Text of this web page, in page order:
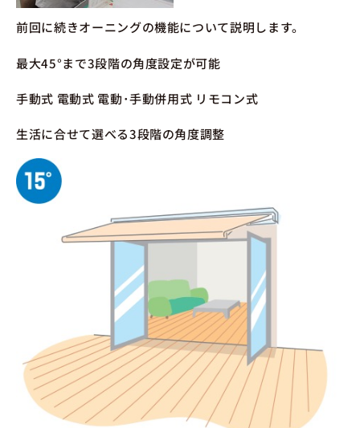
前回に続きオーニングの機能について説明します。
最大45°まで3段階の角度設定が可能
手動式 電動式 電動･手動併用式 リモコン式
生活に合せて選べる3段階の角度調整